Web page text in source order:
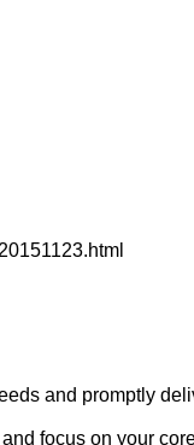
and promptly
focus on your